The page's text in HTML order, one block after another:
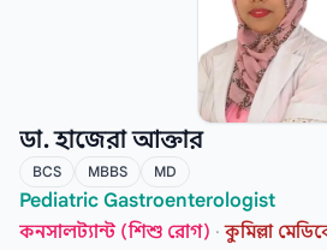
ডা. হাজেরা আক্তার
BCS MBBS MD
Pediatric Gastroenterologist
কনসালট্যান্ট (শিশু রোগ) ·কুমিল্লা